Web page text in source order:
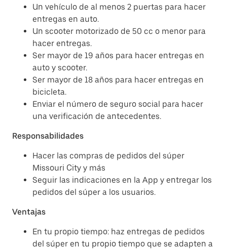
Un vehículo de al menos 2 puertas para hacer
entregas en auto.
Un scooter motorizado de 50 cc o menor para
hacer entregas.
Ser mayor de 19 años para hacer entregas en
auto y scooter.
Ser mayor de 18 años para hacer entregas en
bicicleta.
Enviar el número de seguro social para hacer
una verificación de antecedentes.
Responsabilidades
Hacer las compras de pedidos del súper
Missouri City y más
Seguir las indicaciones en la App y entregar los
pedidos del súper a los usuarios.
Ventajas
En tu propio tiempo: haz entregas de pedidos
del súper en tu propio tiempo que se adapten a